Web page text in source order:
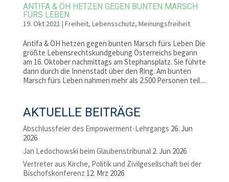
ANTIFA & ÖH HETZEN GEGEN BUNTEN MARSCH
FÜRS LEBEN
19. Okt 2021 | Freiheit, Lebensschutz, Meinungsfreiheit
Antifa & ÖH hetzen gegen bunten Marsch fürs Leben Die
größte Lebensrechtskundgebung Österreichs begann
am 16. Oktober nachmittags am Stephansplatz. Sie führte
dann durch die Innenstadt über den Ring. Am bunten
Marsch fürs Leben nahmen mehr als 2.500 Personen teil....
AKTUELLE BEITRÄGE
Abschlussfeier des Empowerment-Lehrgangs 26. Jun
2026
Jan Ledochowski beim Glaubenstribunal 2. Jun 2026
Vertreter aus Kirche, Politik und Zivilgesellschaft bei der
Bischofskonferenz 12. Mrz 2026